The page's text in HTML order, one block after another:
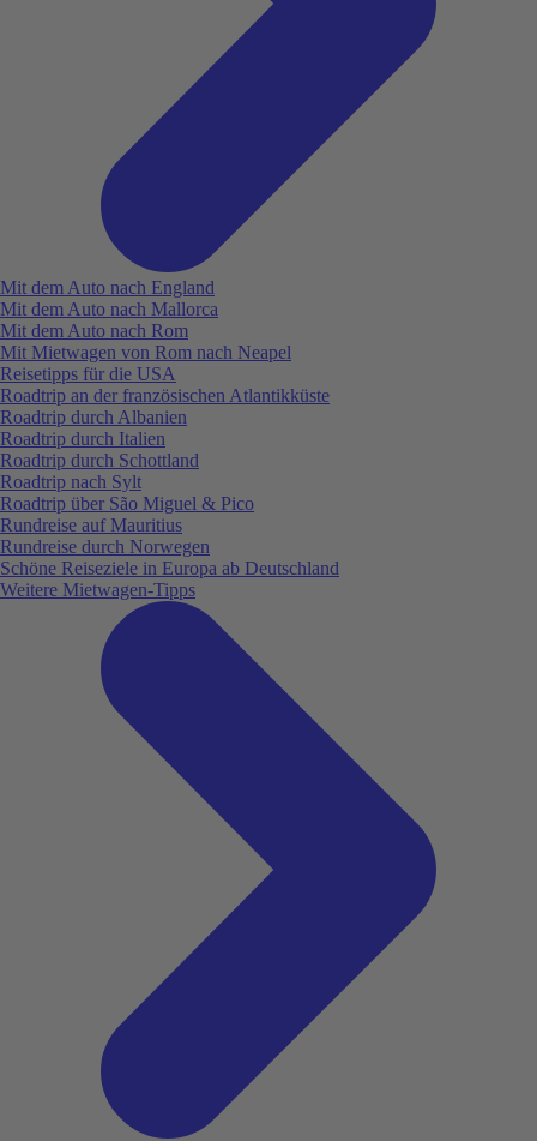
Mit dem Auto nach England
Mit dem Auto nach Mallorca
Mit dem Auto nach Rom
Mit Mietwagen von Rom nach Neapel
Reisetipps für die USA
Roadtrip an der französischen Atlantikküste
Roadtrip durch Albanien
Roadtrip durch Italien
Roadtrip durch Schottland
Roadtrip nach Sylt
Roadtrip über São Miguel & Pico
Rundreise auf Mauritius
Rundreise durch Norwegen
Schöne Reiseziele in Europa ab Deutschland
Weitere Mietwagen-Tipps